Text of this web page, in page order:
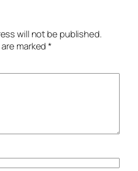
will not be published.
marked*